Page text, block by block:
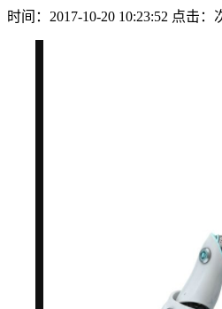
时间：2017-10-20 10:23:52 点击：